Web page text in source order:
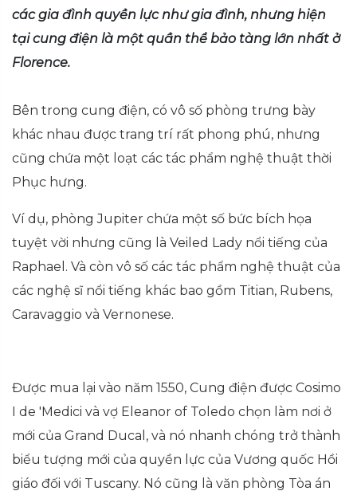
các gia đình quyền lực như gia đình, nhưng hiện
tại cung điện là một quần thể bảo tàng lớn nhất ở
Florence.
Bên trong cung điện, có vô số phòng trưng bày
khác nhau được trang trí rất phong phú, nhưng
cũng chứa một loạt các tác phẩm nghệ thuật thời
Phục hưng.
Ví dụ, phòng Jupiter chứa một số bức bích họa
tuyệt vời nhưng cũng là Veiled Lady nổi tiếng của
Raphael. Và còn vô số các tác phẩm nghệ thuật của
các nghệ sĩ nổi tiếng khác bao gồm Titian, Rubens,
Caravaggio và Vernonese.
Được mua lại vào năm 1550, Cung điện được Cosimo
I de 'Medici và vợ Eleanor of Toledo chọn làm nơi ở
mới của Grand Ducal, và nó nhanh chóng trở thành
biểu tượng mới của quyền lực của Vương quốc Hồi
giáo đối với Tuscany. Nó cũng là văn phòng Tòa án